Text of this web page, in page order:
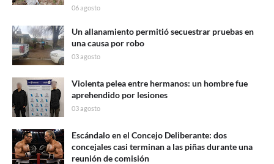
06 agosto
Un allanamiento permitió secuestrar pruebas en
una causa por robo
03 agosto
Violenta pelea entre hermanos: un hombre fue
aprehendido por lesiones
03 agosto
Escándalo en el Concejo Deliberante: dos
concejales casi terminan a las piñas durante una
reunión de comisión